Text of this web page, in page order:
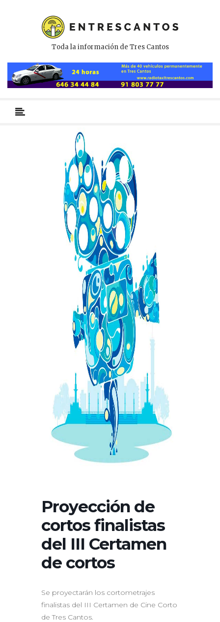
Toda la información de Tres Cantos
primario
Proyección de
cortos finalistas
del III Certamen
de cortos
Se proyectarán los cortometrajes
finalistas del III Certamen de Cine Corto
de Tres Cantos.